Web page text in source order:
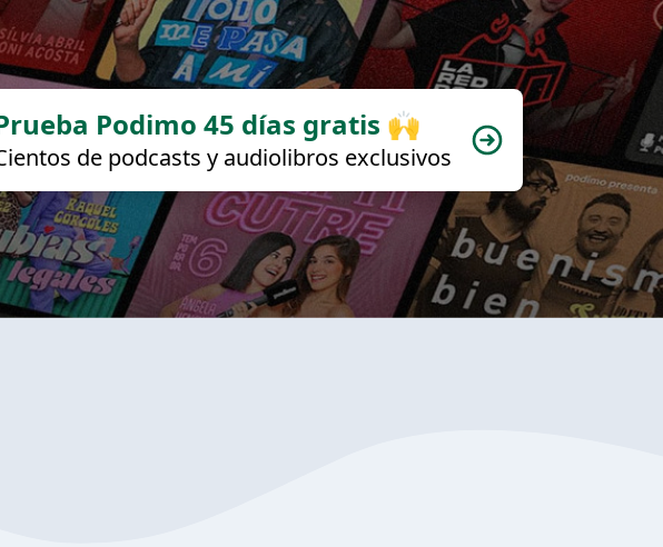
Podimo 45 días gratis 🙌
de podcasts y audiolibros exclusivos